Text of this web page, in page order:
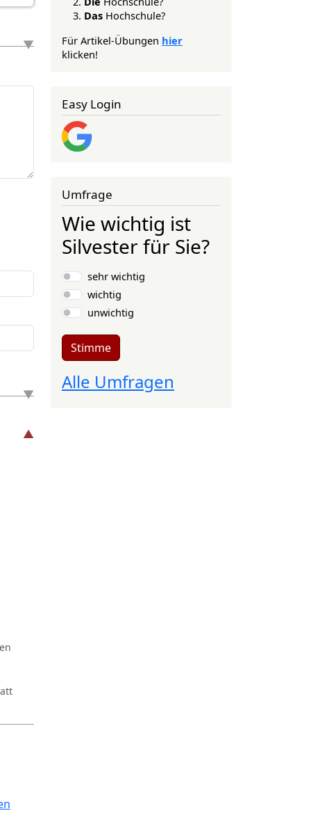
Das Hochschule?
Für Artikel-Übungen hier
klicken!
Easy Login
Umfrage
Wie wichtig ist
Silvester für Sie?
Auswahlmöglichkeiten
sehr wichtig
wichtig
unwichtig
Stimme
Alle Umfragen